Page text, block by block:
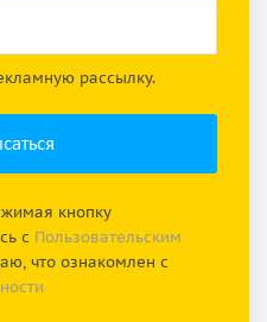
рассылку.
кнопку
с Пользовательским
что ознакомлен с